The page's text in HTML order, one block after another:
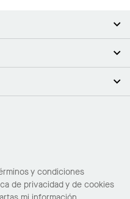
y condiciones
de privacidad y de cookies